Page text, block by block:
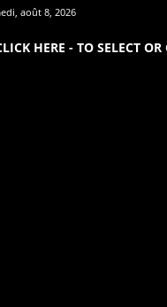
août 8, 2026
HERE - TO SELECT